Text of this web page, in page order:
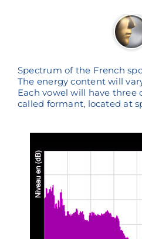
Spectrum of the French
The energy content will
Each vowel will have three
called formant, located at